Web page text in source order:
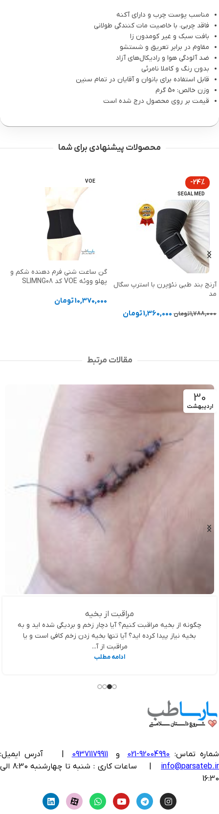
مناسب پوست چرب و دارای آکنه
فاقد چربی، با خاصیت مات کنندگی طولانی
بافت سبک و غیر کومدون زا
مقاوم در برابر تعریق و شستشو
ضد آلودگی هوا و رادیکال‌های آزاد
بدون رنگ و کاملا نامرئی
قابل استفاده برای بانوان و آقایان در تمام سنین
وزن خالص: 50 گرم
قیمت بر روی محصول درج شده است
محصولات پیشنهادی برای شما
-24%
SEGAL MED
آرنج بند طبی نئوپرن با استرپ سگال
مد
1,788,000تومان 1,360,000تومان
VOE
گن ساعت شنی فرم دهنده شکم و
پهلو ووئه VOE کد SLIMNG08
10,370,000تومان
مقالات مرتبط
30
اردیبهشت
مراقبت از بخیه
چگونه از بخیه مراقبت کنیم؟ آیا دچار زخم و بردیگی شده اید و به
بخیه نیاز پیدا کرده اید؟ آیا تنها بخیه زدن زخم کافی است و یا
مراقبت از آ...
ادامه مطلب
شماره تماس: 92004990-021 و 09371179911
آدرس ایمیل:
info@parsateb.ir
| ساعات کاری : شنبه تا چهارشنبه 8:30 الی
16:30